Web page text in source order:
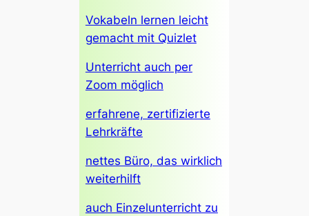
Vokabeln lernen leicht
gemacht mit Quizlet
Unterricht auch per
Zoom möglich
erfahrene, zertifizierte
Lehrkräfte
nettes Büro, das wirklich
weiterhilft
auch Einzelunterricht zu